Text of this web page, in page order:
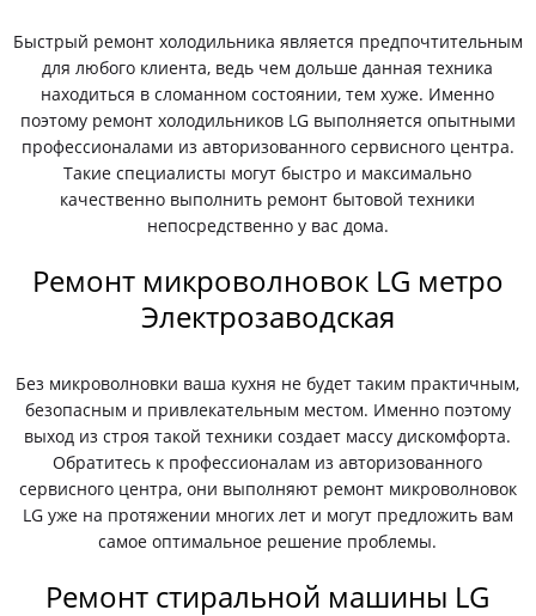
Быстрый ремонт холодильника является предпочтительным
для любого клиента, ведь чем дольше данная техника
находиться в сломанном состоянии, тем хуже. Именно
поэтому ремонт холодильников LG выполняется опытными
профессионалами из авторизованного сервисного центра.
Такие специалисты могут быстро и максимально
качественно выполнить ремонт бытовой техники
непосредственно у вас дома.
Ремонт микроволновок LG метро
Электрозаводская
Без микроволновки ваша кухня не будет таким практичным,
безопасным и привлекательным местом. Именно поэтому
выход из строя такой техники создает массу дискомфорта.
Обратитесь к профессионалам из авторизованного
сервисного центра, они выполняют ремонт микроволновок
LG уже на протяжении многих лет и могут предложить вам
самое оптимальное решение проблемы.
Ремонт стиральной машины LG